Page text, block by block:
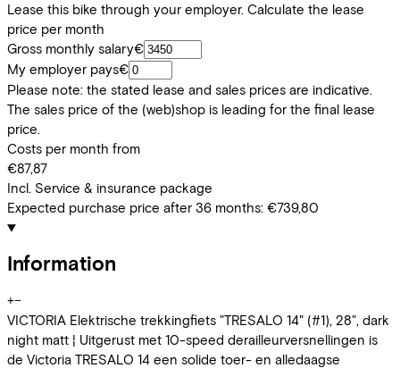
Lease this bike through your employer. Calculate the lease
price per month
Gross monthly salary€
My employer pays€
Please note: the stated lease and sales prices are indicative.
The sales price of the (web)shop is leading for the final lease
price.
Costs per month from
€87,87
Incl. Service & insurance package
Expected purchase price after 36 months: €739,80
Information
+−
VICTORIA Elektrische trekkingfiets "TRESALO 14" (#1), 28", dark
night matt ¦ Uitgerust met 10-speed derailleurversnellingen is
de Victoria TRESALO 14 een solide toer- en alledaagse